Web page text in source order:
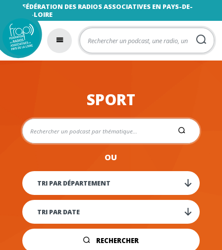
FÉDÉRATION DES RADIOS ASSOCIATIVES EN PAYS-DE-
LA-LOIRE
SPORT
OU
RECHERCHER